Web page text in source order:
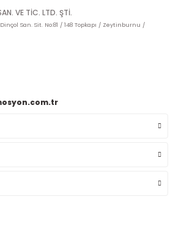
VE TİC. LTD. ŞTİ.
San. Sit. No:81 / 148 Topkapı / Zeytinburnu /